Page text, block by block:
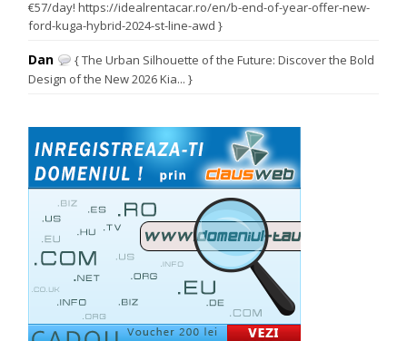
€57/day! https://idealrentacar.ro/en/b-end-of-year-offer-new-
ford-kuga-hybrid-2024-st-line-awd }
Dan
{ The Urban Silhouette of the Future: Discover the Bold
Design of the New 2026 Kia... }